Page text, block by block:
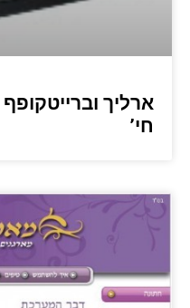
ארליך
חי’